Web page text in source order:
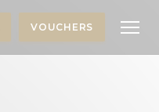
VOUCHERS